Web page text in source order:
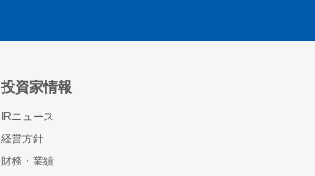
投資家情報
IRニュース
経営方針
財務・業績